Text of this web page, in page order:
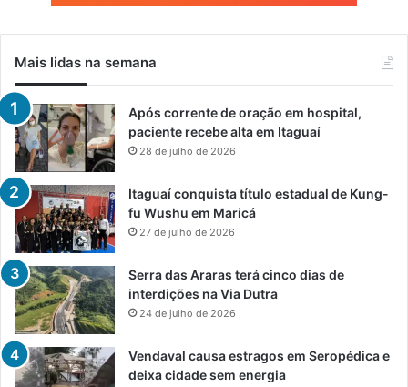
Mais lidas na semana
Após corrente de oração em hospital,
paciente recebe alta em Itaguaí
28 de julho de 2026
Itaguaí conquista título estadual de Kung-
fu Wushu em Maricá
27 de julho de 2026
Serra das Araras terá cinco dias de
interdições na Via Dutra
24 de julho de 2026
Vendaval causa estragos em Seropédica e
deixa cidade sem energia